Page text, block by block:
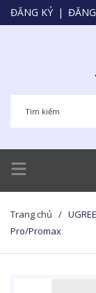
ĐĂNG KÝ |
Trang chủ /
Pro/Promax